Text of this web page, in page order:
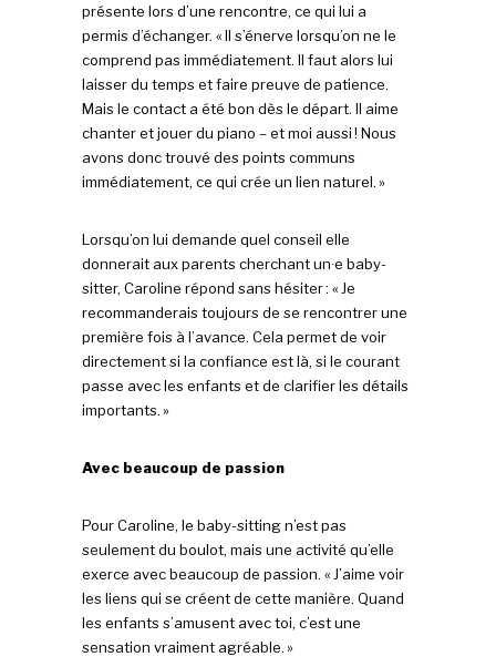
présente lors d’une rencontre, ce qui lui a
permis d’échanger. « Il s’énerve lorsqu’on ne le
comprend pas immédiatement. Il faut alors lui
laisser du temps et faire preuve de patience.
Mais le contact a été bon dès le départ. Il aime
chanter et jouer du piano – et moi aussi ! Nous
avons donc trouvé des points communs
immédiatement, ce qui crée un lien naturel. »
Lorsqu’on lui demande quel conseil elle
donnerait aux parents cherchant un·e baby-
sitter, Caroline répond sans hésiter : « Je
recommanderais toujours de se rencontrer une
première fois à l’avance. Cela permet de voir
directement si la confiance est là, si le courant
passe avec les enfants et de clarifier les détails
importants. »
Avec beaucoup de passion
Pour Caroline, le baby-sitting n’est pas
seulement du boulot, mais une activité qu’elle
exerce avec beaucoup de passion. « J’aime voir
les liens qui se créent de cette manière. Quand
les enfants s’amusent avec toi, c’est une
sensation vraiment agréable. »